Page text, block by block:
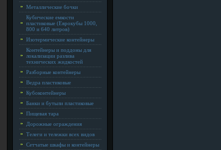
Металлические бочки
Кубические емкости
пластиковые (Еврокубы 1000,
800 и 640 литров)
Изотермические контейнеры
Контейнеры и поддоны для
локализации разлива
технических жидкостей
Разборные контейнеры
Ведра пластиковые
Кубоконтейнеры
Банки и бутыли пластиковые
Пищевая тара
Дорожные ограждения
Телеги и тележки всех видов
Сетчатые шкафы и контейнеры